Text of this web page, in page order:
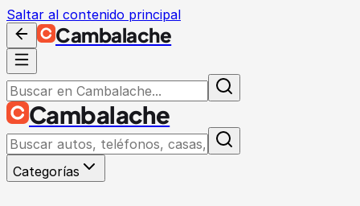
Saltar al contenido principal
Cambalache
Cambalache
Categorías